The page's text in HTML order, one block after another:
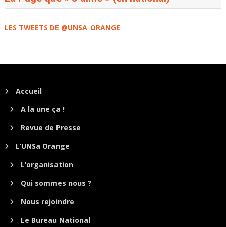
LES TWEETS DE @UNSA_ORANGE
Accueil
A la une ça !
Revue de Presse
L’UNSa Orange
L’organisation
Qui sommes nous ?
Nous rejoindre
Le Bureau National